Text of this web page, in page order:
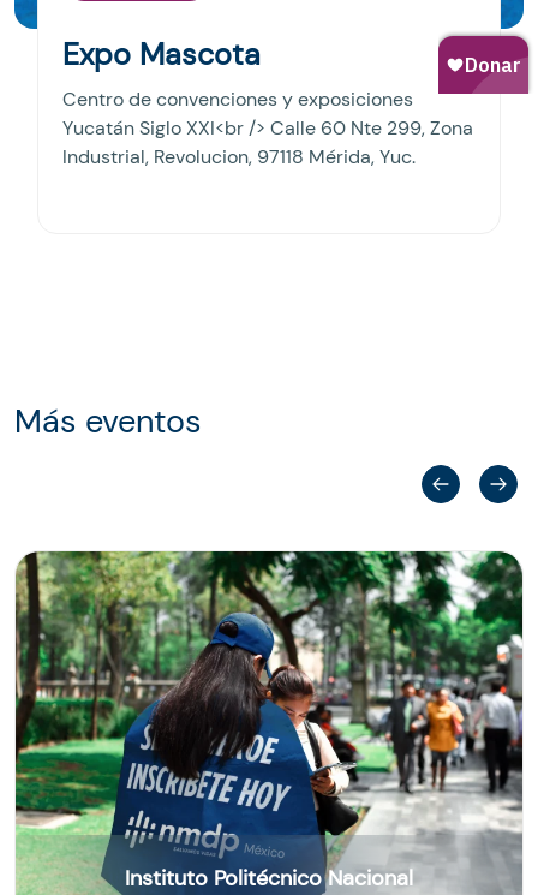
Expo Mascota
Centro de convenciones y exposiciones
Yucatán Siglo XXI<br /> Calle 60 Nte 299, Zona
Industrial, Revolucion, 97118 Mérida, Yuc.
Más eventos
Instituto Politécnico Nacional